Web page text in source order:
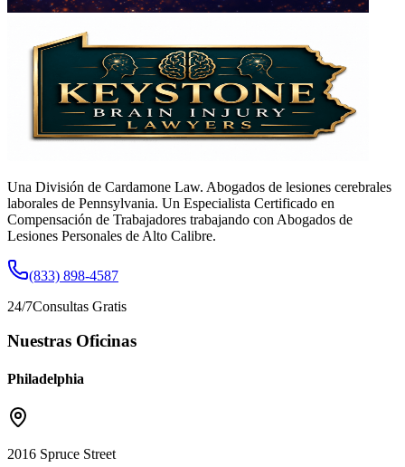
Una División de Cardamone Law. Abogados de lesiones cerebrales
laborales de Pennsylvania. Un Especialista Certificado en
Compensación de Trabajadores trabajando con Abogados de
Lesiones Personales de Alto Calibre.
(833) 898-4587
24/7Consultas Gratis
Nuestras Oficinas
Philadelphia
2016 Spruce Street